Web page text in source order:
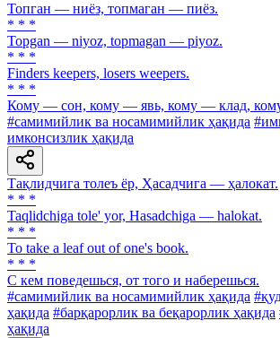
Топган — ниёз, топмаган — пиёз.
* * *
Topgan — niyoz, topmagan — piyoz.
* * *
Finders keepers, losers weepers.
* * *
Кому — сон, кому — явь, кому — клад,
#самимийлик ва носамимийлик ҳақида
имконсизлик ҳақида
Тақлидчига толеъ ёр, Ҳасадчига — ҳалокат.
* * *
Taqlidchiga tole' yor, Hasadchiga — halokat.
* * *
To take a leaf out of one's book.
* * *
С кем поведешься, от того и наберешься.
#самимийлик ва носамимийлик ҳақида
ҳақида #барқарорлик ва беқарорлик ҳақида
ҳақида